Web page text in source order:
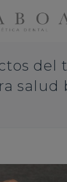
del
salud